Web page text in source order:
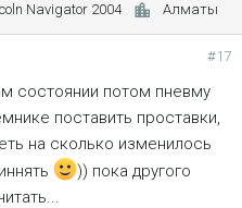
Navigator 2004 Алматы
#17
состоянии потом пневму
поставить проставки,
на сколько изменилось
)) пока другого